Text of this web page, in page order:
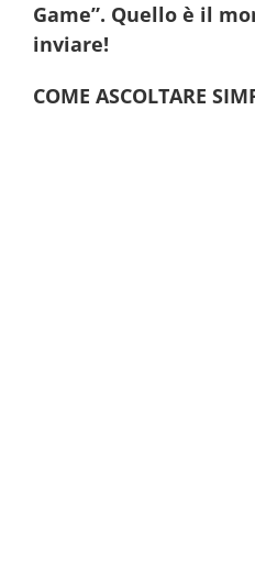
Game”. Quello è il
inviare!
COME ASCOLTARE